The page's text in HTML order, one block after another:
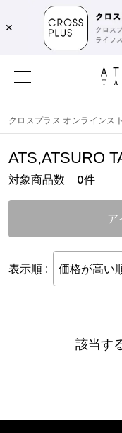
✕
クロスプラス オンラインス
対象商品数 0件
ATS,ATSURO
ア
表示順 : 価格が高い
該当す